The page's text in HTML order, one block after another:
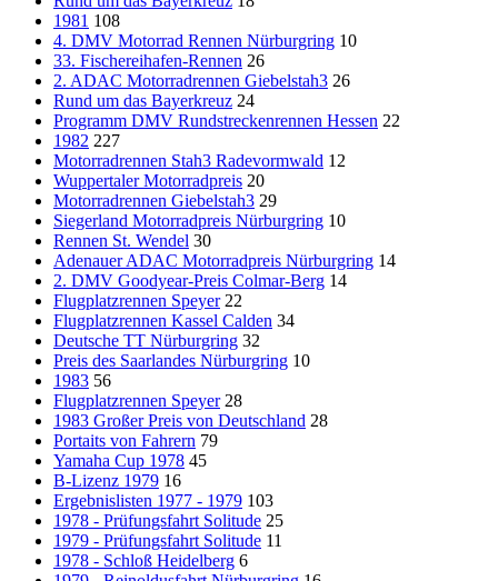
1981 108
4. DMV Motorrad Rennen Nürburgring 10
33. Fischereihafen-Rennen 26
2. ADAC Motorradrennen Giebelstah3 26
Rund um das Bayerkreuz 24
Programm DMV Rundstreckenrennen Hessen 22
1982 227
Motorradrennen Stah3 Radevormwald 12
Wuppertaler Motorradpreis 20
Motorradrennen Giebelstah3 29
Siegerland Motorradpreis Nürburgring 10
Rennen St. Wendel 30
Adenauer ADAC Motorradpreis Nürburgring 14
2. DMV Goodyear-Preis Colmar-Berg 14
Flugplatzrennen Speyer 22
Flugplatzrennen Kassel Calden 34
Deutsche TT Nürburgring 32
Preis des Saarlandes Nürburgring 10
1983 56
Flugplatzrennen Speyer 28
1983 Großer Preis von Deutschland 28
Portaits von Fahrern 79
Yamaha Cup 1978 45
B-Lizenz 1979 16
Ergebnislisten 1977 - 1979 103
1978 - Prüfungsfahrt Solitude 25
1979 - Prüfungsfahrt Solitude 11
1978 - Schloß Heidelberg 6